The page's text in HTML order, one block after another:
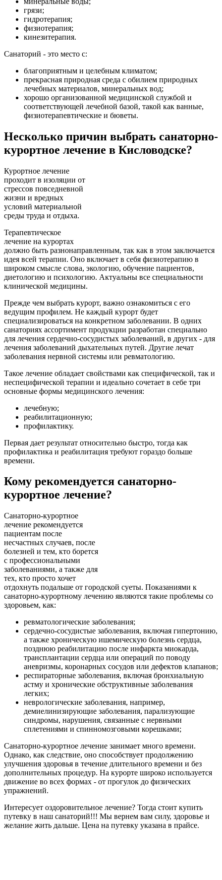
грязи;
гидротерапия;
физиотерапия;
кинезитерапия.
Санаторий - это место с:
благоприятным и целебным климатом;
прекрасная природная среда с обилием природных
лечебных материалов, минеральных вод;
хорошо организованной медицинской службой и
соответствующей лечебной базой, такой как ванные,
физиотерапевтические и бюветы.
Несколько причин выбрать санаторно-
курортное лечение в Кисловодске?
Курортное лечение
проходит в изоляции от
стрессов повседневной
жизни и вредных
условий материальной
среды труда и отдыха.
Терапевтическое
лечение на курортах
должно быть разнонаправленным, так как в этом заключается
идея всей терапии. Оно включает в себя физиотерапию в
широком смысле слова, экологию, обучение пациентов,
диетологию и психологию. Актуальны все специальности
клинической медицины.
Прежде чем выбрать курорт, важно ознакомиться с его
ведущим профилем. Не каждый курорт будет
специализироваться на конкретном заболевании. В одних
санаториях ассортимент продукции разработан специально
для лечения сердечно-сосудистых заболеваний, в других - для
лечения заболеваний дыхательных путей. Другие лечат
заболевания нервной системы или ревматологию.
Такое лечение обладает свойствами как специфической, так и
неспецифической терапии и идеально сочетает в себе три
основные формы медицинского лечения:
лечебную;
реабилитационную;
профилактику.
Первая дает результат относительно быстро, тогда как
профилактика и реабилитация требуют гораздо больше
времени.
Кому рекомендуется санаторно-
курортное лечение?
Санаторно-курортное
лечение рекомендуется
пациентам после
несчастных случаев, после
болезней и тем, кто борется
с профессиональными
заболеваниями, а также для
тех, кто просто хочет
отдохнуть подальше от городской суеты. Показаниями к
санаторно-курортному лечению являются такие проблемы со
здоровьем, как:
ревматологические заболевания;
сердечно-сосудистые заболевания, включая гипертонию,
а также хроническую ишемическую болезнь сердца,
позднюю реабилитацию после инфаркта миокарда,
трансплантации сердца или операций по поводу
аневризмы, коронарных сосудов или дефектов клапанов;
респираторные заболевания, включая бронхиальную
астму и хронические обструктивные заболевания
легких;
неврологические заболевания, например,
демиелинизирующие заболевания, парализующие
синдромы, нарушения, связанные с нервными
сплетениями и спинномозговыми корешками;
Санаторно-курортное лечение занимает много времени.
Однако, как следствие, оно способствует продолжению
улучшения здоровья в течение длительного времени и без
дополнительных процедур. На курорте широко используется
движение во всех формах - от прогулок до физических
упражнений.
Интересует оздоровительное лечение? Тогда стоит купить
путевку в наш санаторий!!! Мы вернем вам силу, здоровье и
желание жить дальше. Цена на путевку указана в прайсе.